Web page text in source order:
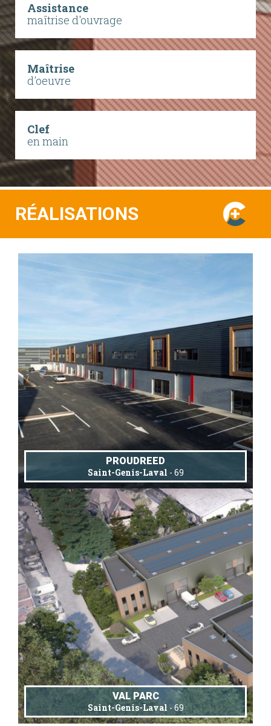
Assistance
maîtrise d'ouvrage
Maîtrise
d'oeuvre
Clef
en main
RÉALISATIONS
PROUDREED
Saint-Genis-Laval - 69
VAL PARC
Saint-Genis-Laval- 69